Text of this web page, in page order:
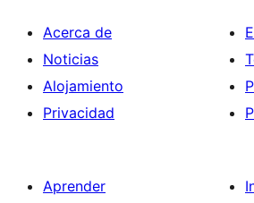
Acerca de
Noticias
Alojamiento
Privacidad
Aprender